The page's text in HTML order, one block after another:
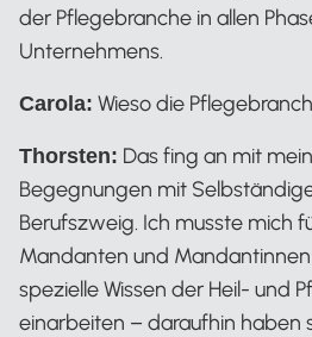
der Pflegebranche in allen
Unternehmens.
Carola: Wieso die
Thorsten: Das fing an mit
Begegnungen mit
Berufszweig. Ich musste mich
Mandanten und
spezielle Wissen der Heil- und
einarbeiten – daraufhin haben